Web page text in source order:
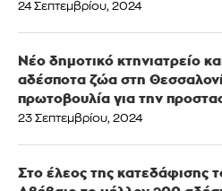
24 Σεπτεμβρίου, 2024
Νέο δημοτικό κτηνιατρείο
αδέσποτα ζώα στη
πρωτοβουλία για την
23 Σεπτεμβρίου, 2024
Στο έλεος της κατεδάφισης